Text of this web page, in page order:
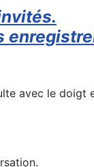
avec le doigt